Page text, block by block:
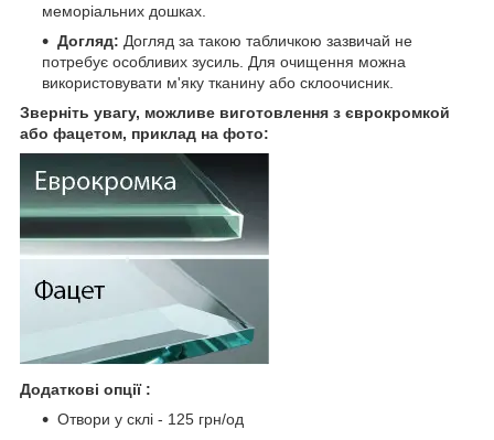
меморіальних дошках.
Догляд: Догляд за такою табличкою зазвичай не
потребує особливих зусиль. Для очищення можна
використовувати м'яку тканину або склоочисник.
Зверніть увагу, можливе виготовлення з єврокромкой
або фацетом, приклад на фото:
Додаткові опції :
Отвори у склі - 125 грн/од